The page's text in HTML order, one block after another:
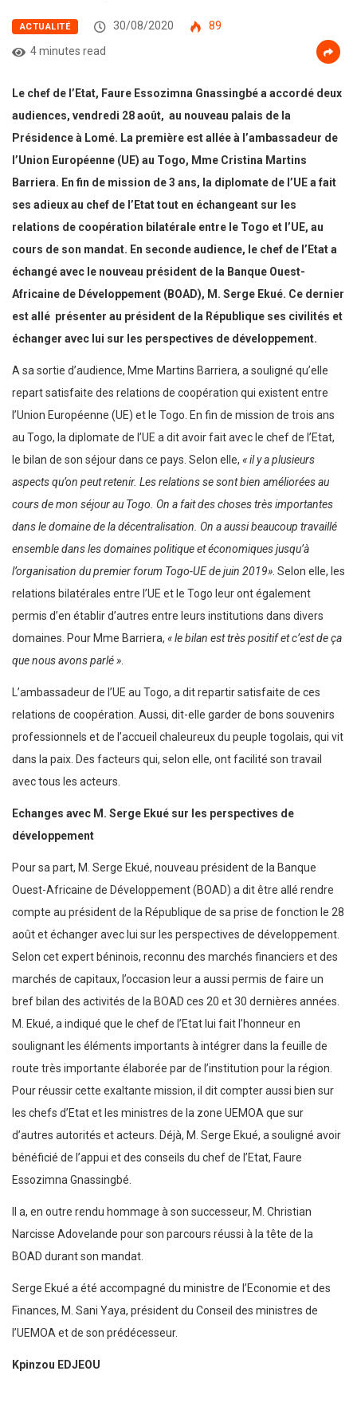
ACTUALITÉ 30/08/2020
89
4 minutes read
Le chef de l’Etat, Faure Essozimna Gnassingbé a accordé deux
audiences, vendredi 28 août, au nouveau palais de la
Présidence à Lomé. La première est allée à l’ambassadeur de
l’Union Européenne (UE) au Togo, Mme Cristina Martins
Barriera. En fin de mission de 3 ans, la diplomate de l’UE a fait
ses adieux au chef de l’Etat tout en échangeant sur les
relations de coopération bilatérale entre le Togo et l’UE, au
cours de son mandat. En seconde audience, le chef de l’Etat a
échangé avec le nouveau président de la Banque Ouest-
Africaine de Développement (BOAD), M. Serge Ekué. Ce dernier
est allé présenter au président de la République ses civilités et
échanger avec lui sur les perspectives de développement.
A sa sortie d’audience, Mme Martins Barriera, a souligné qu’elle
repart satisfaite des relations de coopération qui existent entre
l’Union Européenne (UE) et le Togo. En fin de mission de trois ans
au Togo, la diplomate de l’UE a dit avoir fait avec le chef de l’Etat,
le bilan de son séjour dans ce pays. Selon elle, « il y a plusieurs
aspects qu’on peut retenir. Les relations se sont bien améliorées au
cours de mon séjour au Togo. On a fait des choses très importantes
dans le domaine de la décentralisation. On a aussi beaucoup travaillé
ensemble dans les domaines politique et économiques jusqu’à
l’organisation du premier forum Togo-UE de juin 2019». Selon elle, les
relations bilatérales entre l’UE et le Togo leur ont également
permis d’en établir d’autres entre leurs institutions dans divers
domaines. Pour Mme Barriera, « le bilan est très positif et c’est de ça
que nous avons parlé ».
L’ambassadeur de l’UE au Togo, a dit repartir satisfaite de ces
relations de coopération. Aussi, dit-elle garder de bons souvenirs
professionnels et de l’accueil chaleureux du peuple togolais, qui vit
dans la paix. Des facteurs qui, selon elle, ont facilité son travail
avec tous les acteurs.
Echanges avec M. Serge Ekué sur les perspectives de
développement
Pour sa part, M. Serge Ekué, nouveau président de la Banque
Ouest-Africaine de Développement (BOAD) a dit être allé rendre
compte au président de la République de sa prise de fonction le 28
août et échanger avec lui sur les perspectives de développement.
Selon cet expert béninois, reconnu des marchés financiers et des
marchés de capitaux, l’occasion leur a aussi permis de faire un
bref bilan des activités de la BOAD ces 20 et 30 dernières années.
M. Ekué, a indiqué que le chef de l’Etat lui fait l’honneur en
soulignant les éléments importants à intégrer dans la feuille de
route très importante élaborée par de l’institution pour la région.
Pour réussir cette exaltante mission, il dit compter aussi bien sur
les chefs d’Etat et les ministres de la zone UEMOA que sur
d’autres autorités et acteurs. Déjà, M. Serge Ekué, a souligné avoir
bénéficié de l’appui et des conseils du chef de l’Etat, Faure
Essozimna Gnassingbé.
Il a, en outre rendu hommage à son successeur, M. Christian
Narcisse Adovelande pour son parcours réussi à la tête de la
BOAD durant son mandat.
Serge Ekué a été accompagné du ministre de l’Economie et des
Finances, M. Sani Yaya, président du Conseil des ministres de
l’UEMOA et de son prédécesseur.
Kpinzou EDJEOU